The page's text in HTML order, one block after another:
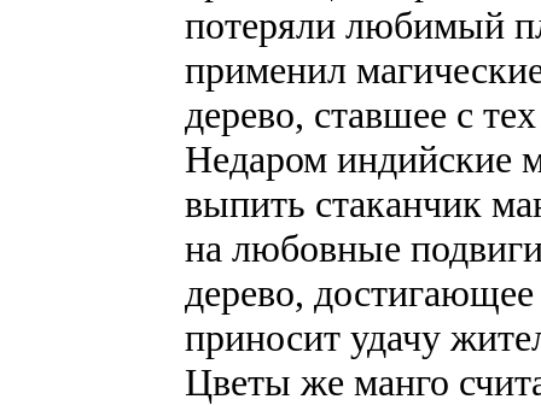
потеряли любимый
применил
дерево, ставшее с
Недаром индийские
выпить стаканчик
на любовные
дерево,
приносит удачу
Цветы же манго